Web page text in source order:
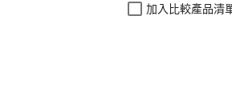
加入比較產品清